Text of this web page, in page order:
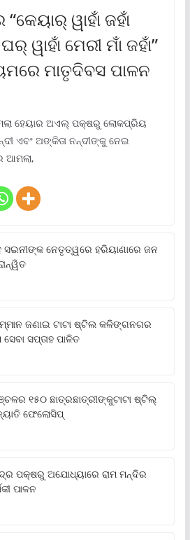
ୱାହାଁ ଜହାଁ
ୱାହାଁ ମେରୀ ମାଁ ଜହାଁ”
ମାତୃଦିବସ ପାଳନ
ହେୟାର ଅଏଲ୍ ପକ୍ଷରୁ ଲୋକପ୍ରିୟ
ଏବଂ ଅଙ୍କିତା ନନ୍ଦୀଙ୍କୁ ନେଇ
ଆମଲା,
ସଇନୀଙ୍କ ନେତୃତ୍ୱରେ ହରିୟାଣାରେ ଜନ
ଜଣାଇ ଟାଟା ଷ୍ଟିଲ କଳିଙ୍ଗନଗର
ସପ୍ତାହ ପାଳିତ
୧୫୦ ଛାତ୍ରଛାତ୍ରୀଙ୍କୁଟାଟା ଷ୍ଟିଲ୍
ଫେଲୋସିପ୍‌
ପକ୍ଷରୁ ଅଯୋଧ୍ୟାରେ ରାମ ମନ୍ଦିର
ପାଳନ